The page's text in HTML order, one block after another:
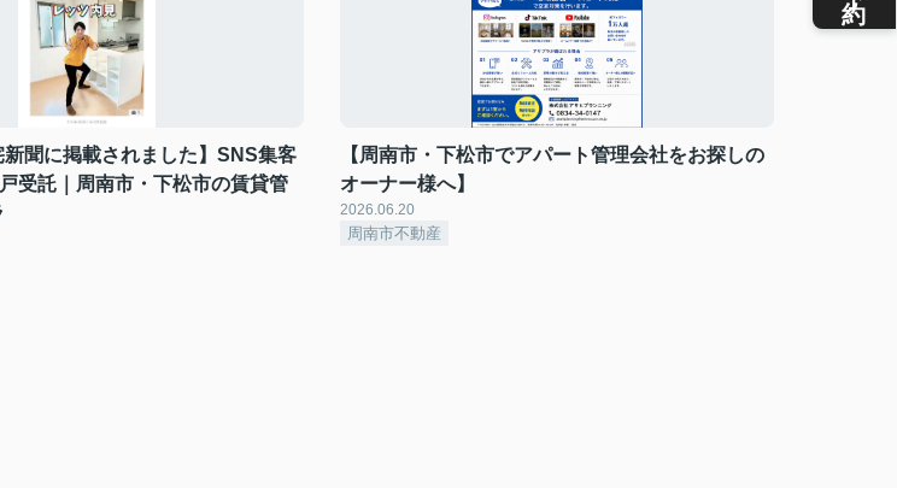
新聞に掲載されました】SNS集客
受託｜周南市・下松市の賃貸管
【周南市・下松市でアパート管理会社をお探しの
オーナー様へ】
2026.06.20
周南市不動産